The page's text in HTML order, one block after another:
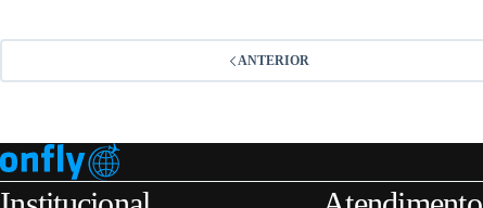
ANTERIOR